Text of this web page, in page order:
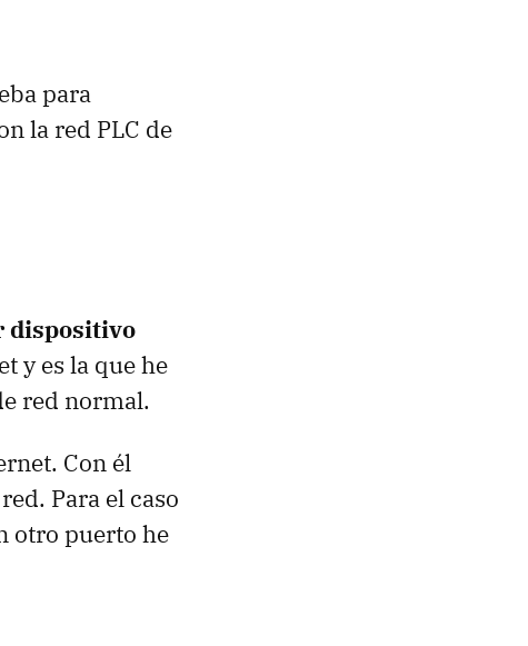
para
la red PLC de
dispositivo
y es la que he
red normal.
Con él
Para el caso
otro puerto he